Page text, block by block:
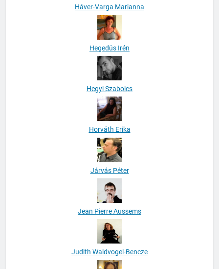
Háver-Varga Marianna
Hegedüs Irén
Hegyi Szabolcs
Horváth Erika
Járvás Péter
Jean Pierre Aussems
Judith Waldvogel-Bencze